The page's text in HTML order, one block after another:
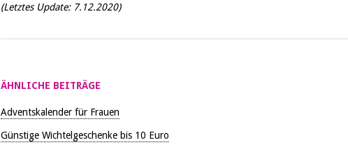
(Letztes Update: 7.12.2020)
ÄHNLICHE BEITRÄGE
Adventskalender für Frauen
Günstige Wichtelgeschenke bis 10 Euro